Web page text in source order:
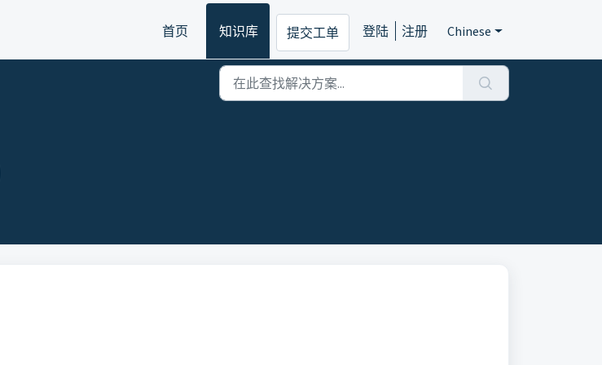
首页 知识库 提交工单 登陆 注册 Chinese